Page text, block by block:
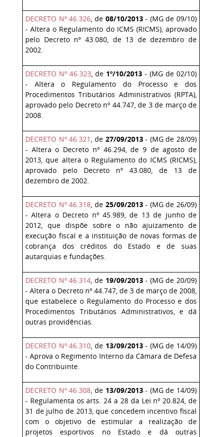
DECRETO Nº 46.326, de 08/10/2013- (MG de 09/10)
- Altera o Regulamento do ICMS (RICMS), aprovado
pelo Decreto nº 43.080, de 13 de dezembro de
2002.
DECRETO Nº 46.323, de 1º/10/2013 - (MG de 02/10)
- Altera o Regulamento do Processo e dos
Procedimentos Tributários Administrativos (RPTA),
aprovado pelo Decreto nº 44.747, de 3 de março de
2008.
DECRETO Nº 46.321 , de 27/09/2013- (MG de 28/09)
- Altera o Decreto nº 46.294, de 9 de agosto de
2013, que altera o Regulamento do ICMS (RICMS),
aprovado pelo Decreto nº 43.080, de 13 de
dezembro de 2002.
DECRETO Nº 46.318, de 25/09/2013- (MG de 26/09)
- Altera o Decreto nº 45.989, de 13 de junho de
2012, que dispõe sobre o não ajuizamento de
execução fiscal e a instituição de novas formas de
cobrança dos créditos do Estado e de suas
autarquias e fundações.
DECRETO Nº 46.314, de 19/09/2013- (MG de 20/09)
- Altera o Decreto nº 44.747, de 3 de março de 2008,
que estabelece o Regulamento do Processo e dos
Procedimentos Tributários Administrativos, e dá
outras providências.
DECRETO Nº 46.310, de 13/09/2013- (MG de 14/09)
- Aprova o Regimento Interno da Câmara de Defesa
do Contribuinte.
DECRETO Nº 46.308, de 13/09/2013- (MG de 14/09)
- Regulamenta os arts. 24 a 28 da Lei nº 20.824, de
31 de julho de 2013, que concedem incentivo fiscal
com o objetivo de estimular a realização de
projetos esportivos no Estado e dá outras